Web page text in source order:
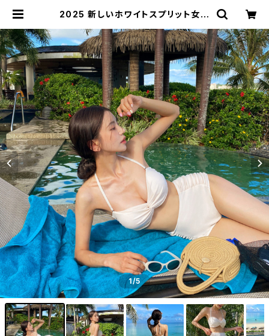
2025 新しいホワイトスプリット女性
ンターネットセレブスタイル | signa
l 日本未入荷勢揃い！全品送料無料で
す♪
1/5